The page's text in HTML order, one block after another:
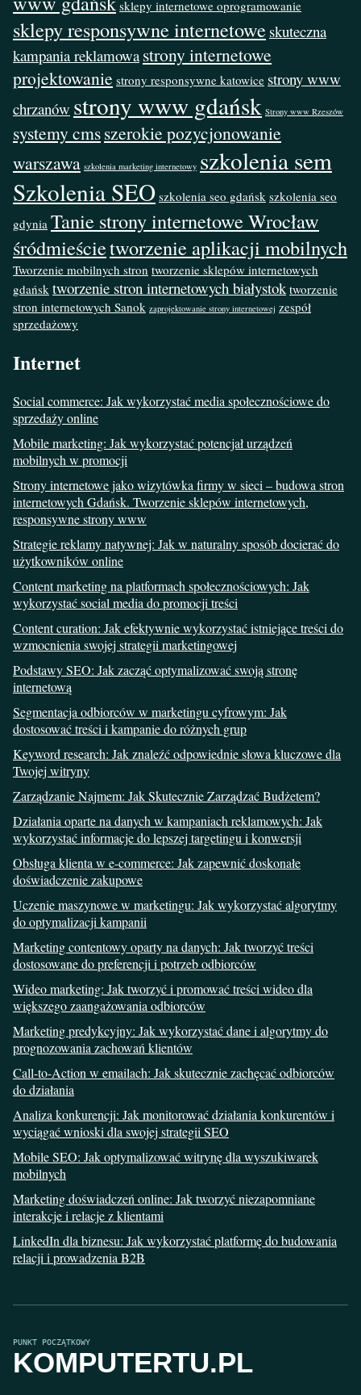
sklepy internetowe oprogramowanie
sklepy responsywne internetowe skuteczna
kampania reklamowa strony internetowe
projektowanie strony responsywne katowice strony www
chrzanów strony www gdańsk Strony www Rzeszów
systemy cmsszerokie pozycjonowanie
warszawa szkolenia marketing internetowy szkolenia sem
Szkolenia SEO szkolenia seo gdańsk szkolenia seo
gdynia Tanie strony internetowe Wrocław
śródmieścietworzenie aplikacji mobilnych
Tworzenie mobilnych stron tworzenie sklepów internetowych
gdańsk tworzenie stron internetowych białystok tworzenie
stron internetowych Sanok zaprojektowanie strony internetowej zespół
sprzedażowy
Internet
Social commerce: Jak wykorzystać media społecznościowe do
sprzedaży online
Mobile marketing: Jak wykorzystać potencjał urządzeń
mobilnych w promocji
Strony internetowe jako wizytówka firmy w sieci – budowa stron
internetowych Gdańsk. Tworzenie sklepów internetowych,
responsywne strony www
Strategie reklamy natywnej: Jak w naturalny sposób docierać do
użytkowników online
Content marketing na platformach społecznościowych: Jak
wykorzystać social media do promocji treści
Content curation: Jak efektywnie wykorzystać istniejące treści do
wzmocnienia swojej strategii marketingowej
Podstawy SEO: Jak zacząć optymalizować swoją stronę
internetową
Segmentacja odbiorców w marketingu cyfrowym: Jak
dostosować treści i kampanie do różnych grup
Keyword research: Jak znaleźć odpowiednie słowa kluczowe dla
Twojej witryny
Zarządzanie Najmem: Jak Skutecznie Zarządzać Budżetem?
Działania oparte na danych w kampaniach reklamowych: Jak
wykorzystać informacje do lepszej targetingu i konwersji
Obsługa klienta w e-commerce: Jak zapewnić doskonałe
doświadczenie zakupowe
Uczenie maszynowe w marketingu: Jak wykorzystać algorytmy
do optymalizacji kampanii
Marketing contentowy oparty na danych: Jak tworzyć treści
dostosowane do preferencji i potrzeb odbiorców
Wideo marketing: Jak tworzyć i promować treści wideo dla
większego zaangażowania odbiorców
Marketing predykcyjny: Jak wykorzystać dane i algorytmy do
prognozowania zachowań klientów
Call-to-Action w emailach: Jak skutecznie zachęcać odbiorców
do działania
Analiza konkurencji: Jak monitorować działania konkurentów i
wyciągać wnioski dla swojej strategii SEO
Mobile SEO: Jak optymalizować witrynę dla wyszukiwarek
mobilnych
Marketing doświadczeń online: Jak tworzyć niezapomniane
interakcje i relacje z klientami
LinkedIn dla biznesu: Jak wykorzystać platformę do budowania
relacji i prowadzenia B2B
PUNKT POCZĄTKOWY
KOMPUTERTU.PL